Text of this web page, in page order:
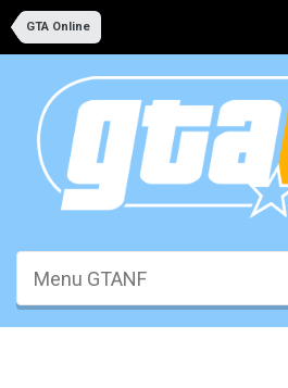
GTA Online
Menu GTANF